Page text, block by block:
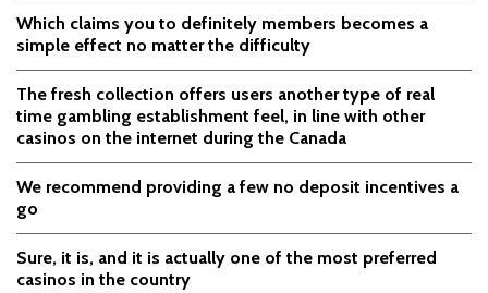
Which claims you to definitely members becomes a
simple effect no matter the difficulty
The fresh collection offers users another type of real
time gambling establishment feel, in line with other
casinos on the internet during the Canada
We recommend providing a few no deposit incentives a
go
Sure, it is, and it is actually one of the most preferred
casinos in the country